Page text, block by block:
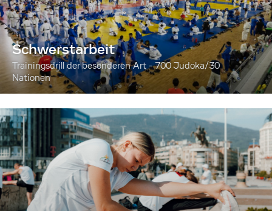
Schwerstarbeit
Trainingsdrill der besonderen Art - 700 Judoka/30
Nationen